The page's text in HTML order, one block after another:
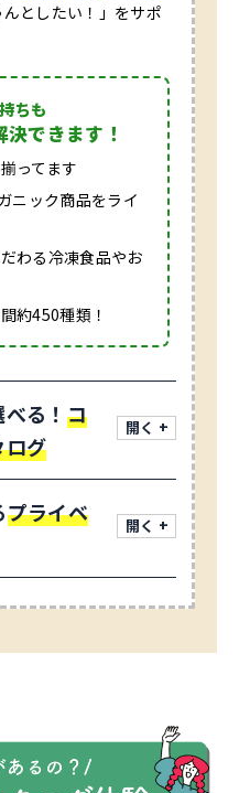
としたい！」をサポ
ちも
できます！
ってます
ニック商品をライ
わる冷凍食品やお
約450種類！
る！ コ
ログ
プライベ